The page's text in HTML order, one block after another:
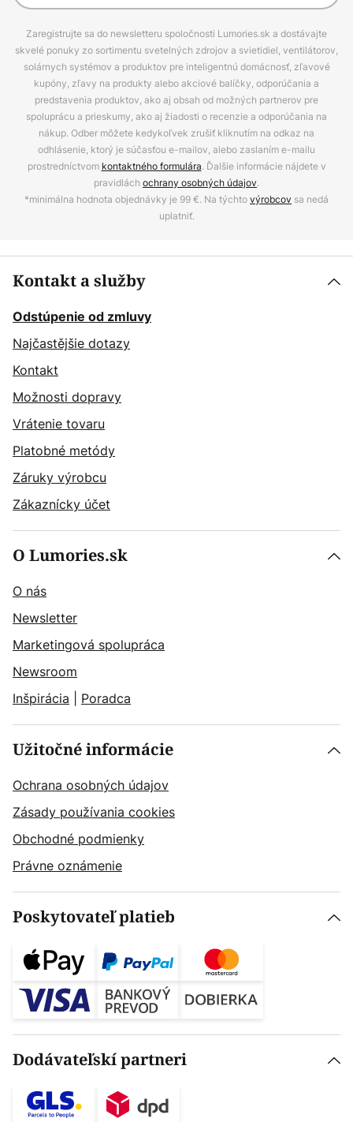
Zaregistrujte sa do newsletteru spoločnosti Lumories.sk a dostávajte
skvelé ponuky zo sortimentu svetelných zdrojov a svietidiel, ventilátorov,
solárnych systémov a produktov pre inteligentnú domácnosť, zľavové
kupóny, zľavy na produkty alebo akciové balíčky, odporúčania a
predstavenia produktov, ako aj obsah od možných partnerov pre
spoluprácu a prieskumy, ako aj žiadosti o recenzie a odporúčania na
nákup. Odber môžete kedykoľvek zrušiť kliknutím na odkaz na
odhlásenie, ktorý je súčasťou e-mailov, alebo zaslaním e-mailu
prostredníctvom kontaktného formulára. Ďalšie informácie nájdete v
pravidlách ochrany osobných údajov.
*minimálna hodnota objednávky je 99 €. Na týchtovýrobcov sa nedá
uplatniť.
Kontakt a služby
Odstúpenie od zmluvy
Najčastějšie dotazy
Kontakt
Možnosti dopravy
Vrátenie tovaru
Platobné metódy
Záruky výrobcu
Zákaznícky účet
O Lumories.sk
O nás
Newsletter
Marketingová spolupráca
Newsroom
Inšpirácia
Poradca
Užitočné informácie
Ochrana osobných údajov
Zásady používania cookies
Obchodné podmienky
Právne oznámenie
Poskytovateľ platieb
Dodávateľskí partneri